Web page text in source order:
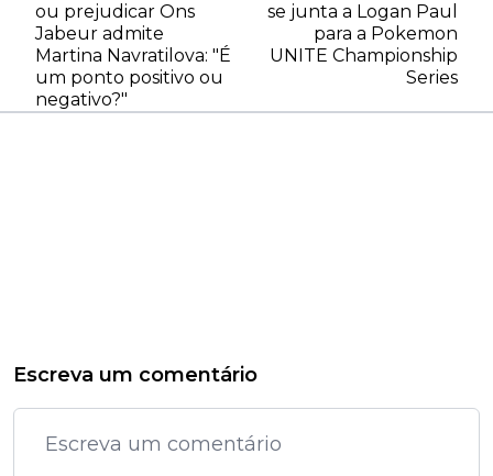
ou prejudicar Ons
Jabeur admite
Martina Navratilova: "É
um ponto positivo ou
negativo?"
se junta a Logan Paul
para a Pokemon
UNITE Championship
Series
Escreva um comentário